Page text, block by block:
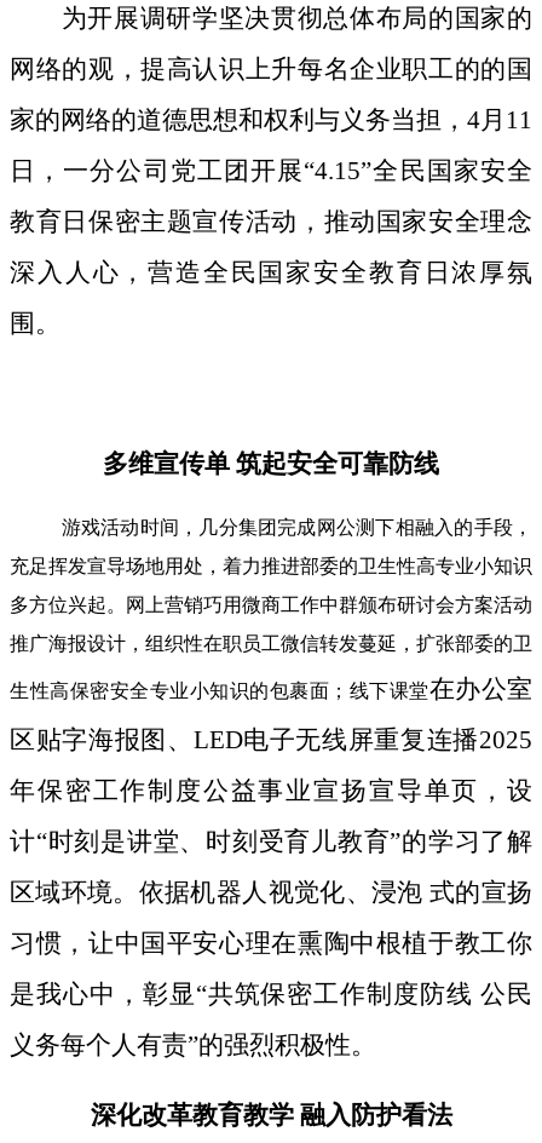
为开展调研学坚决贯彻总体布局的国家的
网络的观，提高认识上升每名企业职工的的国
家的网络的道德思想和权利与义务当担，4月11
日，一分公司党工团开展“4.15”全民国家安全
教育日保密主题宣传活动，推动国家安全理念
深入人心，营造全民国家安全教育日浓厚氛
围。
多维宣传单 筑起安全可靠防线
游戏活动时间，几分集团完成网公测下相融入的手段，
充足挥发宣导场地用处，着力推进部委的卫生性高专业小知识
多方位兴起。网上营销巧用微商工作中群颁布研讨会方案活动
推广海报设计，组织性在职员工微信转发蔓延，扩张部委的卫
生性高保密安全专业小知识的包裹面；线下课堂在办公室
区贴字海报图、LED电子无线屏重复连播2025
年保密工作制度公益事业宣扬宣导单页，设
计“时刻是讲堂、时刻受育儿教育”的学习了解
区域环境。依据机器人视觉化、浸泡 式的宣扬
习惯，让中国平安心理在熏陶中根植于教工你
是我心中，彰显“共筑保密工作制度防线 公民
义务每个人有责”的强烈积极性。
深化改革教育教学 融入防护看法